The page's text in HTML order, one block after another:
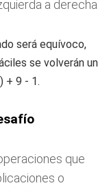
a derecha
será equívoco,
se volverán un
+ 9 - 1.
que
o